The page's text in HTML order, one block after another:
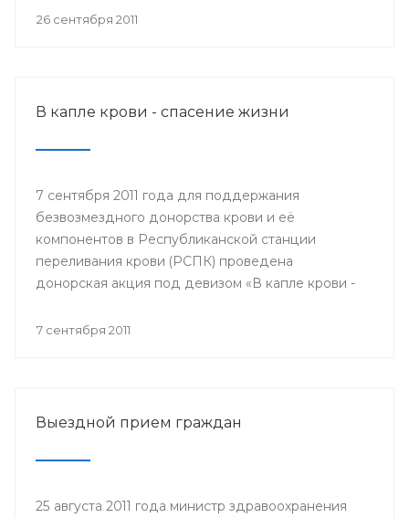
мобильном пункте заготовки крови донором мог
26 сентября 2011
В капле крови - спасение жизни
7 сентября 2011 года для поддержания
безвозмездного донорства крови и её
компонентов в Республиканской станции
переливания крови (РСПК) проведена
донорская акция под девизом «В капле крови -
7 сентября 2011
Выездной прием граждан
25 августа 2011 года министр здравоохранения